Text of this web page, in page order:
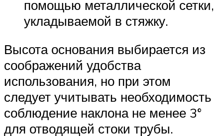
помощью металлической сетки,
укладываемой в стяжку.
Высота основания выбирается из
соображений удобства
использования, но при этом
следует учитывать необходимость
соблюдение наклона не менее 3°
для отводящей стоки трубы.